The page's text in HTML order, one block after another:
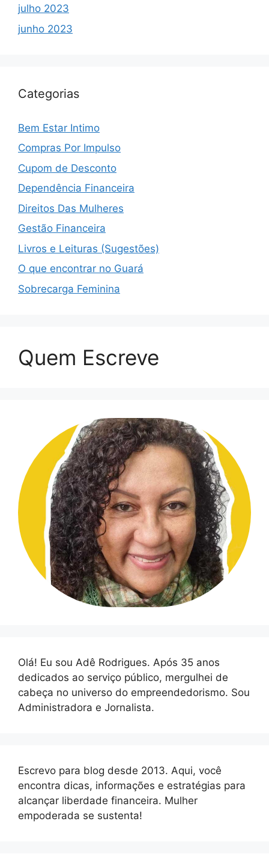
julho 2023
junho 2023
Categorias
Bem Estar Intimo
Compras Por Impulso
Cupom de Desconto
Dependência Financeira
Direitos Das Mulheres
Gestão Financeira
Livros e Leituras (Sugestões)
O que encontrar no Guará
Sobrecarga Feminina
Quem Escreve
Olá! Eu sou Adê Rodrigues. Após 35 anos
dedicados ao serviço público, mergulhei de
cabeça no universo do empreendedorismo. Sou
Administradora e Jornalista.
Escrevo para blog desde 2013. Aqui, você
encontra dicas, informações e estratégias para
alcançar liberdade financeira. Mulher
empoderada se sustenta!